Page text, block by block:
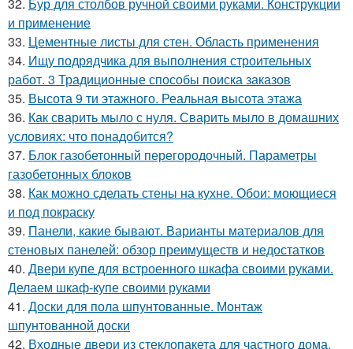
32. Бур для столбов ручной своими руками. Конструкции
и применение
33. Цементные листы для стен. Область применения
34. Ищу подрядчика для выполнения строительных
работ. 3 Традиционные способы поиска заказов
35. Высота 9 ти этажного. Реальная высота этажа
36. Как сварить мыло с нуля. Сварить мыло в домашних
условиях: что понадобится?
37. Блок газобетонный перегородочный. Параметры
газобетонных блоков
38. Как можно сделать стены на кухне. Обои: моющиеся
и под покраску
39. Панели, какие бывают. Варианты материалов для
стеновых панелей: обзор преимуществ и недостатков
40. Двери купе для встроенного шкафа своими руками.
Делаем шкаф-купе своими руками
41. Доски для пола шпунтованные. Монтаж
шпунтованной доски
42. Входные двери из стеклопакета для частного дома.